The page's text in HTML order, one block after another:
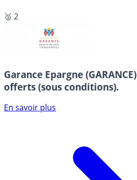
🥈 2
Garance Epargne (GARANCE)
offerts (sous conditions).
En savoir plus